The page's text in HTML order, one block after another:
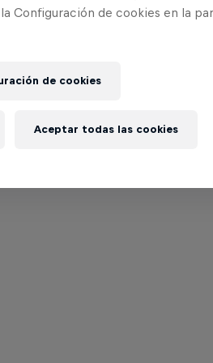
Configuración de cookies en la
de cookies
Aceptar todas las cookies